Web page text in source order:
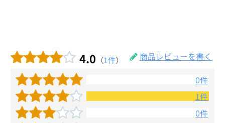
4.0 （1件）
商品レビューを書く
0件
1件
0件